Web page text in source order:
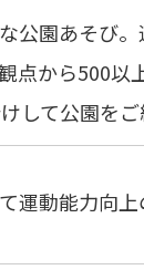
公園あそび
点から500
して公園をご
運動能力向